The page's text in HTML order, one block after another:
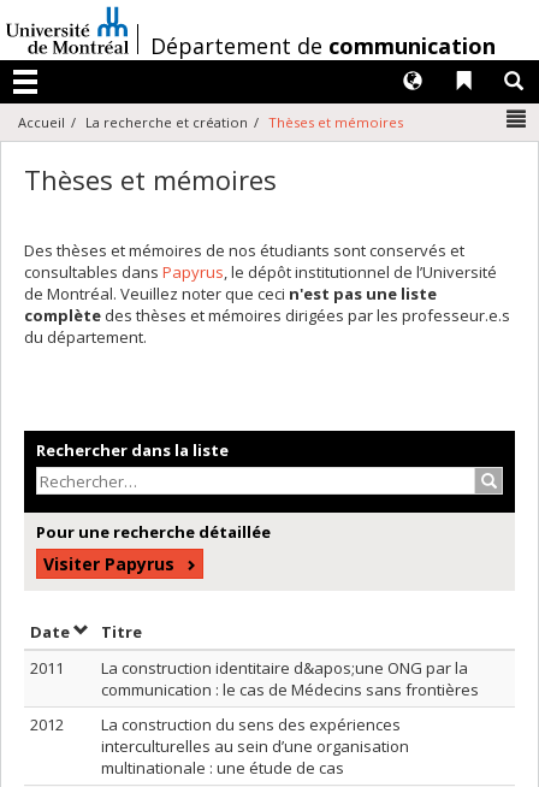
au
contenu
/Département de communication
Menu
Liens
Langues
Accueil La recherche et création Thèses et mémoires
Thèses et mémoires
Des thèses et mémoires de nos étudiants sont conservés et
consultables dans Papyrus, le dépôt institutionnel de l’Université
de Montréal. Veuillez noter que ceci n'est pas une liste
complète des thèses et mémoires dirigées par les professeur.e.s
du département.
Rechercher dans la liste
Pour une recherche détaillée
Visiter Papyrus
DateTrier par date en ordre décroissant
Titre
2011
La construction identitaire d&apos;une ONG par la
communication : le cas de Médecins sans frontières
2012
La construction du sens des expériences
interculturelles au sein d’une organisation
multinationale : une étude de cas